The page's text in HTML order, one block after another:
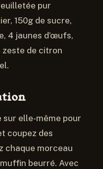
pur
150g de sucre,
4 jaunes d’œufs,
zeste de citron
elle-même pour
coupez des
chaque morceau
beurré. Avec